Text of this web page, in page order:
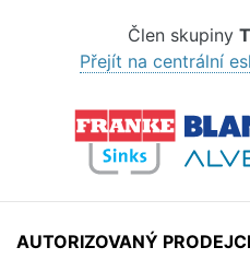
Člen skupiny
Přejít na centrální
AUTORIZOVANÝ